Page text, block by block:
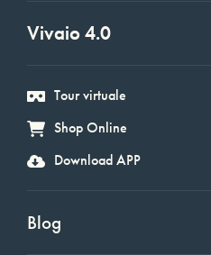
Vivaio 4.0
Tour virtuale
Shop Online
Download APP
Blog